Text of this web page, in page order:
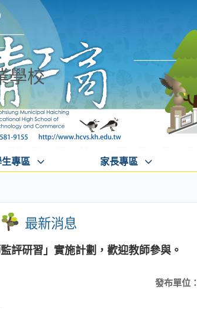
學校
專區 家長專區
最新消息
評研習」實施計劃，歡迎教師參與。
發布單位：